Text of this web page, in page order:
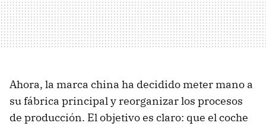
Ahora, la marca china ha decidido meter mano a
su fábrica principal y reorganizar los procesos
de producción. El objetivo es claro: que el coche